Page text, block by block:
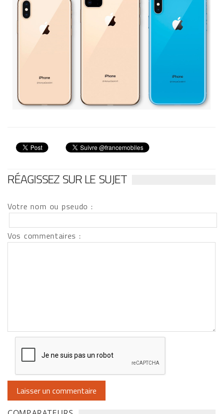
RÉAGISSEZ SUR LE SUJET
Votre nom ou pseudo :
Vos commentaires :